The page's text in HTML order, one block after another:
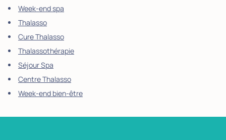
Week-end spa
Thalasso
Cure Thalasso
Thalassothérapie
Séjour Spa
Centre Thalasso
Week-end bien-être